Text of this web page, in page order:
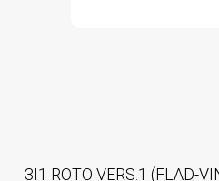
3I1 ROTO VERS.1 (FLAD-